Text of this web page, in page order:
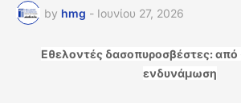
by hmg - Ιουνίου 27, 2026
Εθελοντές δασοπυροσβέστες:
ενδυνάμωση